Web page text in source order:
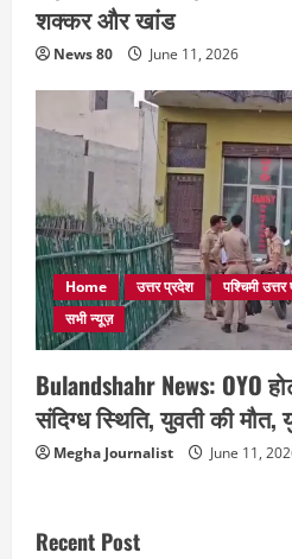
शक्कर और खांड
News 80 June 11, 2026
Home उत्तर प्रदेश पश्चिमी
सभी न्यूज़
Bulandshahr News: OYO
संदिग्ध स्थिति, युवती की
Megha Journalist June 11,
Recent Post